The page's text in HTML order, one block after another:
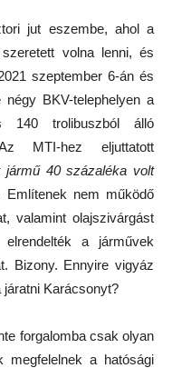
jut eszembe, ahol a
volna lenni, és
szeptember 6-án és
BKV-telephelyen a
140 trolibuszból álló
MTI-hez eljuttatott
jármű 40 százaléka volt
Említenek nem működő
valamint olajszivárgást
a járművek
Bizony. Ennyire vigyáz
Karácsonyt?
forgalomba csak olyan
megfelelnek a hatósági